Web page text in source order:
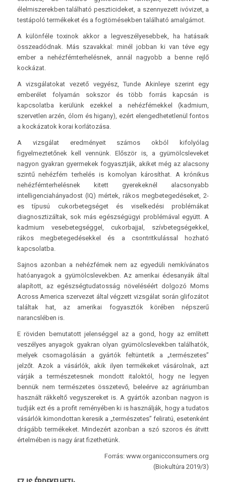
élelmiszerekben található peszticideket, a szennyezett ivóvizet, a
testápoló termékeket és a fogtömésekben található amalgámot.
A különféle toxinok akkor a legveszélyesebbek, ha hatásaik
összeadódnak. Más szavakkal: minél jobban ki van téve egy
ember a nehézfémterhelésnek, annál nagyobb a benne rejlő
kockázat.
A vizsgálatokat vezető vegyész, Tunde Akinleye szerint egy
emberélet folyamán sokszor és több forrás kapcsán is
kapcsolatba kerülünk ezekkel a nehézfémekkel (kadmium,
szervetlen arzén, ólom és higany), ezért elengedhetetlenül fontos
a kockázatok korai korlátozása.
A vizsgálat eredményeit számos okból kifolyólag
figyelmeztetőnek kell vennünk. Először is, a gyümölcsleveket
nagyon gyakran gyermekek fogyasztják, akiket még az alacsony
szintű nehézfém terhelés is komolyan károsíthat. A krónikus
nehézfémterhelésnek kitett gyerekeknél alacsonyabb
intelligenciahányadost (IQ) mértek, rákos megbetegedéseket, 2-
es típusú cukorbetegséget és viselkedési problémákat
diagnosztizáltak, sok más egészségügyi problémával együtt. A
kadmium vesebetegséggel, cukorbajjal, szívbetegségekkel,
rákos megbetegedésekkel és a csontritkulással hozható
kapcsolatba.
Sajnos azonban a nehézfémek nem az egyedüli nemkívánatos
hatóanyagok a gyümölcslevekben. Az amerikai édesanyák által
alapított, az egészségtudatosság növeléséért dolgozó Moms
Across America szervezet által végzett vizsgálat során glifozátot
találtak hat, az amerikai fogyasztók körében népszerű
narancslében is.
E röviden bemutatott jelenséggel az a gond, hogy az említett
veszélyes anyagok gyakran olyan gyümölcslevekben találhatók,
melyek csomagolásán a gyártók feltüntetik a „természetes”
jelzőt. Azok a vásárlók, akik ilyen termékeket vásárolnak, azt
várják a természetesnek mondott italoktól, hogy ne legyen
bennük nem természetes összetevő, beleérve az agráriumban
használt rákkeltő vegyszereket is. A gyártók azonban nagyon is
tudják ezt és a profit reményében ki is használják, hogy a tudatos
vásárlók kimondottan keresik a „természetes” feliratú, esetenként
drágább termékeket. Mindezért azonban a szó szoros és átvitt
értelmében is nagy árat fizethetünk.
Forrás: www.organicconsumers.org
(Biokultúra 2019/3)